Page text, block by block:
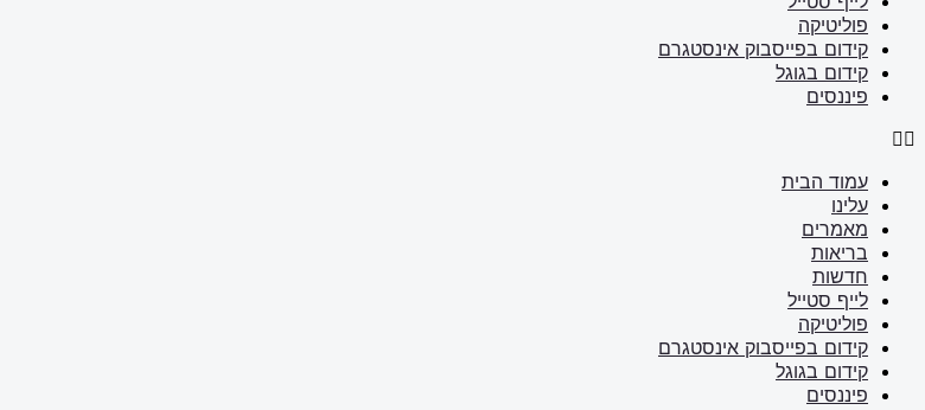
פוליטיקה
קידום בפייסבוק אינסטגרם
קידום בגוגל
פיננסים
עמוד הבית
עלינו
מאמרים
בריאות
חדשות
לייף סטייל
פוליטיקה
קידום בפייסבוק אינסטגרם
קידום בגוגל
פיננסים